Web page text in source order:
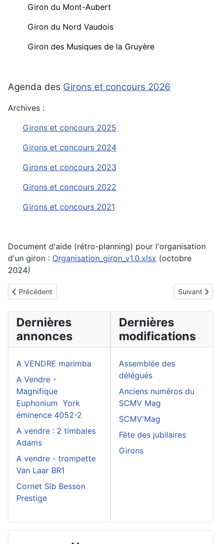
Giron du Mont-Aubert
Giron du Nord Vaudois
Giron des Musiques de la Gruyère
Agenda des Girons et concours 2026
Archives :
Girons et concours 2025
Girons et concours 2024
Girons et concours 2023
Girons et concours 2022
Girons et concours 2021
Document d'aide (rétro-planning) pour l'organisation
d'un giron : Organisation_giron_v1.0.xlsx (octobre
2024)
Article précédent : Editorial du N° 120
Précédent Article
Suivant
Dernières
annonces
A VENDRE marimba
A Vendre -
Magnifique
Euphonium York
éminence 4052-2
A vendre : 2 timbales
Adams
A vendre - trompette
Van Laar BR1
Cornet Sib Besson
Prestige
Dernières
modifications
Assemblée des
délégués
Anciens numéros du
SCMV Mag
SCMV'Mag
Fête des jubilaires
Girons